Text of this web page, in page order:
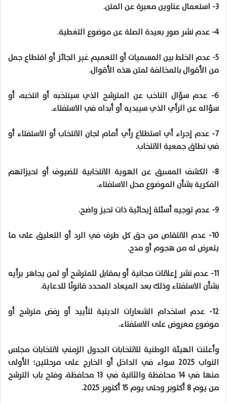
3- استعمال عناوين معبرة عن المتن.
4- عدم نشر صور بعيدة الصلة عن موضوع التغطية.
5- عدم الخلط بين المسميات أو التعميم غير الجائز أو اقتطاع جمل
من الأقوال بالمخالفة لمتن هذه الأقوال.
6- عدم سؤال الناخب عن المترشح الذي سينتخبه أو انتخبه، أو
سؤاله عن الرأي الذي سيبديه أو أبداه في الاستفتاء.
7- عدم إجراء أي استطلاع رأي أمام لجان الانتخاب أو الاستفتاء أو
في نطاق جمعية الانتخاب.
8- الكشف المسبق عن الهوية الانتخابية للضيوف أو تحيزاتهم
الفكرية بشأن الموضوع محل الاستفتاء.
9- عدم توجيه أسئلة إيحائية ذات تحيز واضح.
10- عدم الانتقاص من حق كل طرف في الرد أو التعليق على ما
يتعرض له من هجوم أو مدح.
11- عدم نشر إعلانات مجانية أو بمقابل للمترشح أو لمن يجاهر برأيه
بشأن الاستفتاء وذلك بعد الميعاد المحدد قانونًا للدعاية.
12- عدم استخدام الشعارات الدينية لتأييد أو رفض مترشح أو
موضوع معروض على الاستفتاء.
وأعلنت الهيئة الوطنية للانتخابات الجدول الزمني لانتخابات مجلس
النواب 2025 سواء في الداخل أو الخارج على مرحلتين؛ الأولى
منها في 14 محافظة والثانية في 13 محافظة، وفتح باب الترشح
من يوم 8 أكتوبر وحتى يوم 15 أكتوبر 2025.